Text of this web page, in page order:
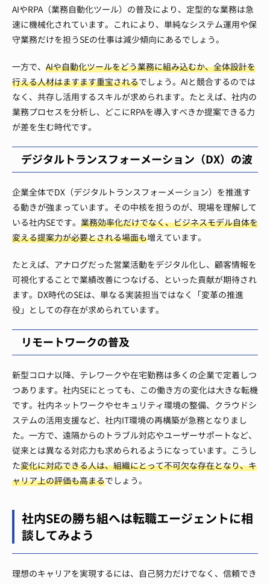
AIやRPA（業務自動化ツール）の普及により、定型的な業務は急
速に機械化されています。これにより、単純なシステム運用や保
守業務だけを担うSEの仕事は減少傾向にあるでしょう。
一方で、 AIや自動化ツールをどう業務に組み込むか、全体設計を
行える人材はますます重宝されるでしょう。AIと競合するのでは
なく、共存し活用するスキルが求められます。たとえば、社内の
業務プロセスを分析し、どこにRPAを導入すべきか提案できる力
が差を生む時代です。
デジタルトランスフォーメーション（DX）の波
企業全体でDX（デジタルトランスフォーメーション）を推進す
る動きが強まっています。その中核を担うのが、現場を理解して
いる社内SEです。 業務効率化だけでなく、ビジネスモデル自体を
変える提案力が必要とされる場面も増えています。
たとえば、アナログだった営業活動をデジタル化し、顧客情報を
可視化することで業績改善につなげる、といった貢献が期待され
ます。DX時代のSEは、単なる実装担当ではなく「変革の推進
役」としての存在が求められています。
リモートワークの普及
新型コロナ以降、テレワークや在宅勤務は多くの企業で定着しつ
つあります。社内SEにとっても、この働き方の変化は大きな転機
です。社内ネットワークやセキュリティ環境の整備、クラウドシ
ステムの活用支援など、社内IT環境の再構築が急務となりまし
た。一方で、遠隔からのトラブル対応やユーザーサポートなど、
従来とは異なる対応力も求められるようになっています。こうし
た変化に対応できる人は、組織にとって不可欠な存在となり、キ
ャリア上の評価も高まるでしょう。
社内SEの勝ち組へは転職エージェントに相
談してみよう
理想のキャリアを実現するには、自己努力だけでなく、信頼でき